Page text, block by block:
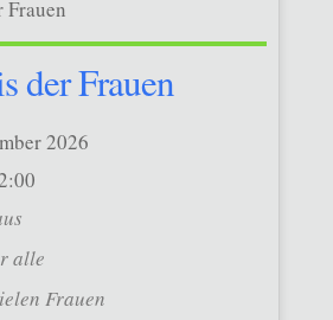
der Frauen
2026
alle
Frauen